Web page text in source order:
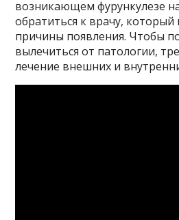
возникающем фурункулезе
обратиться к врачу,
причины появления. Чтобы
вылечиться от патологии,
лечение внешних и